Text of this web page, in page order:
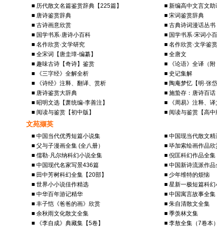
■ 历代散文名篇鉴赏辞典【225篇】
■ 新编高中文言文
■ 唐诗鉴赏辞典
■ 宋词鉴赏辞典
■ 古诗画意欣赏
■ 古典诗词漫话丛书
■ 国学书系·唐诗小百科
■ 国学书系·宋词小
■ 名作欣赏·文学研究
■ 名作欣赏·文学鉴赏
■ 全宋词【唐圭璋-编纂】
■ 全唐文
■ 趣味古诗【奇诗】鉴赏
■ 《论语》全译（
■ 《三字经》全解全析
■ 史记集解
■ 《诗经》注释、翻译、赏析
■ 陶庵梦忆【明·张
■ 唐诗鉴赏大辞典
■ 施蛰存：唐诗百话
■ 昭明文选【萧统编-李善注】
■ 《周易》注释、
■ 阅读与鉴赏【初中版】
■ 阅读与鉴赏【高中
文苑撷英
■ 中国当代优秀短篇小说集
■ 中国现当代散文精
■ 父与子漫画全集 (全八册）
■ 毕加索绘画作品欣
■ 儒勒·凡尔纳科幻小说全集
■ 倪匡科幻作品全集
■ 中国现代名家写景436篇
■ 中国新诗流派作品
■ 田中芳树科幻全集【20部】
■ 少年维特的烦恼
■ 世界小小说佳作精选
■ 星新一极短篇科幻
■ 中华百年游记精华
■ 中国寓言故事全集
■ 丰子恺《爸爸的画》欣赏
■ 朱自清散文全集
■ 余秋雨文化散文全集
■ 季羡林文集
■ 《李自成》典藏集【5卷】
■ 李敖全集（7卷本